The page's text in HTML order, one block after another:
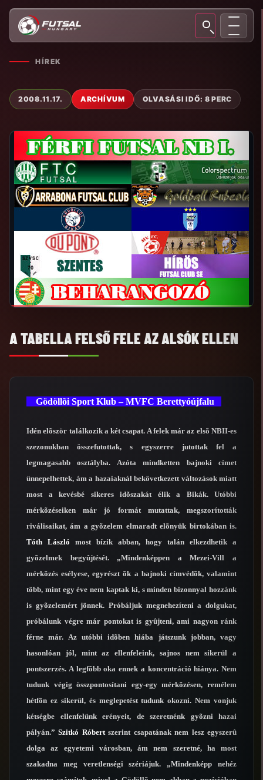
HÍREK
2008.11.17. ARCHÍVUM OLVASÁSI IDŐ: 8 PERC
A TABELLA FELSŐ FELE AZ ALSÓK ELLEN
Gödöllõi Sport Klub – MVFC Berettyóújfalu
Idén elõször találkozik a két csapat. A felek már az elsõ NBII-es
szezonukban összefutottak, s egyszerre jutottak fel a
legmagasabb osztályba. Azóta mindketten bajnoki címet
ünnepelhettek, ám a hazaiaknál bekövetkezett változások miatt
most a kevésbé sikeres idõszakát élik a Bikák. Utóbbi
mérkõzéseiken már jó formát mutattak, megszorították
riválisaikat, ám a gyõzelem elmaradt elõnyük birtokában is.
Tóth László most bízik abban, hogy talán elkezdhetik a
gyõzelmek begyûjtését. „Mindenképpen a Mezei-Vill a
mérkõzés esélyese, egyrészt õk a bajnoki címvédõk, valamint
több, mint egy éve nem kaptak ki, s minden bizonnyal hozzánk
is gyõzelemért jönnek. Próbáljuk megnehezíteni a dolgukat,
próbálunk végre már pontokat is gyûjteni, ami nagyon ránk
férne már. Az utóbbi idõben hiába játszunk jobban, vagy
hasonlóan jól, mint az ellenfeleink, sajnos nem sikerül a
pontszerzés. A legfõbb oka ennek a koncentráció hiánya. Nem
tudunk végig összpontosítani egy-egy mérkõzésen, remélem
hétfõn ez sikerül, és meglepetést tudunk okozni. Nem vonjuk
kétségbe ellenfelünk erényeit, de szeretnénk gyõzni hazai
pályán.”Szitkó Róbertszerint csapatának nem lesz egyszerû
dolga az egyetemi városban, ám nem szeretné, ha most
szakadna meg veretlenségi szériájuk. „Mindenképp nehéz